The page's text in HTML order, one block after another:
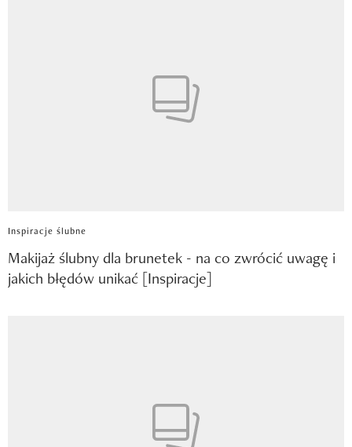
Inspiracje ślubne
Makijaż ślubny dla brunetek - na co zwrócić uwagę i
jakich błędów unikać [Inspiracje]